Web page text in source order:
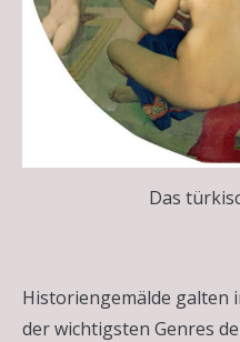
Das
Historiengemälde galten
der wichtigsten Genres